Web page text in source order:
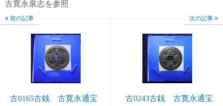
古寛永泉志を参照
前の記事
古0165古銭 古寛永通宝
次の記事
古0243古銭 古寛永通宝